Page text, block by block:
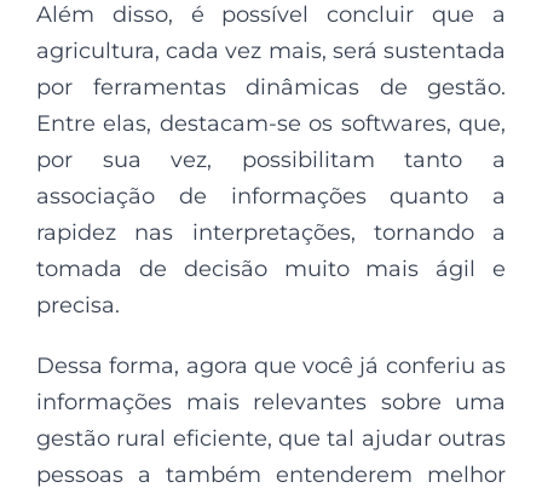
Além disso, é possível concluir que a
agricultura, cada vez mais, será sustentada
por ferramentas dinâmicas de gestão.
Entre elas, destacam-se os softwares, que,
por sua vez, possibilitam tanto a
associação de informações quanto a
rapidez nas interpretações, tornando a
tomada de decisão muito mais ágil e
precisa.
Dessa forma, agora que você já conferiu as
informações mais relevantes sobre uma
gestão rural eficiente, que tal ajudar outras
pessoas a também entenderem melhor